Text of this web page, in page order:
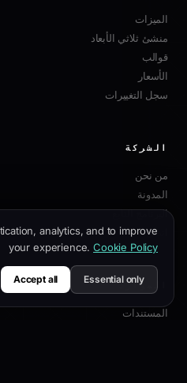
الميزات
منشئ ثلاثي الأبعاد
قوالب
الأسعار
سجل التغييرات
الشركة
من نحن
المدونة
البرنامج التابع
اتصل بنا
الموارد
المستندات
analytics, and to improve
your experience. Cookie Policy
Essential only
Accept all